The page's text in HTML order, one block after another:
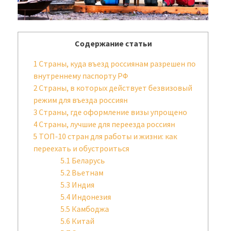
Содержание статьи
1 Страны, куда въезд россиянам разрешен по
внутреннему паспорту РФ
2Страны, в которых действует безвизовый
режим для въезда россиян
3 Страны, где оформление визы упрощено
4Страны, лучшие для переезда россиян
5 ТОП-10 стран для работы и жизни: как
переехать и обустроиться
5.1 Беларусь
5.2 Вьетнам
5.3 Индия
5.4 Индонезия
5.5 Камбоджа
5.6 Китай